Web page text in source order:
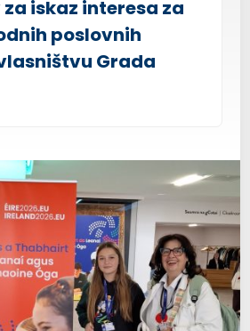
iskaz interesa za
poslovnih
Grada